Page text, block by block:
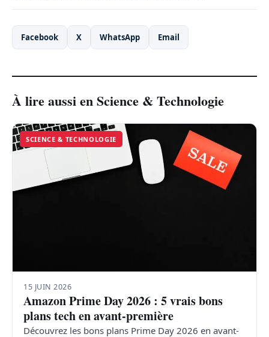
Facebook X WhatsApp Email
À lire aussi en Science & Technologie
SCIENCE & TECHNOLOGIE
15 JUIN 2026
Amazon Prime Day 2026 : 5 vrais bons
plans tech en avant-première
Découvrez les bons plans Prime Day 2026 en avant-